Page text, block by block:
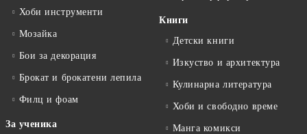
Хоби инструменти
Мозайка
Бои за декорация
Брокат и брокатени лепила
Филц и фоам
За ученика
Книги
Детски книги
Изкуство и архитектура
Кулинарна литература
Хоби и свободно време
Манга комикси